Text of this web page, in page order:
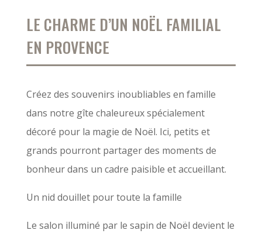
LE CHARME D’UN NOËL FAMILIAL
EN PROVENCE
Créez des souvenirs inoubliables en famille
dans notre gîte chaleureux spécialement
décoré pour la magie de Noël. Ici, petits et
grands pourront partager des moments de
bonheur dans un cadre paisible et accueillant.
Un nid douillet pour toute la famille
Le salon illuminé par le sapin de Noël devient le